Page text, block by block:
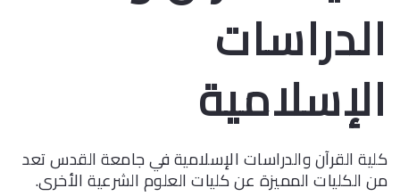
الدراسات
الإسلامية
كلية القرآن والدراسات الإسلامية في جامعة القدس تعد
من الكليات المميزة عن كليات العلوم الشرعية الأخرى.